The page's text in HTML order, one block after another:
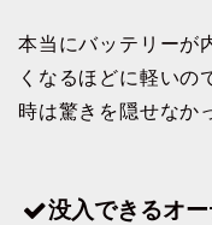
本当にバッテリーが
くなるほどに軽いの
時は驚きを隠せなか
没入できるオ